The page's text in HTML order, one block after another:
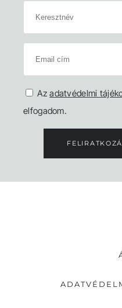
Azadatvédelmi
elfogadom.